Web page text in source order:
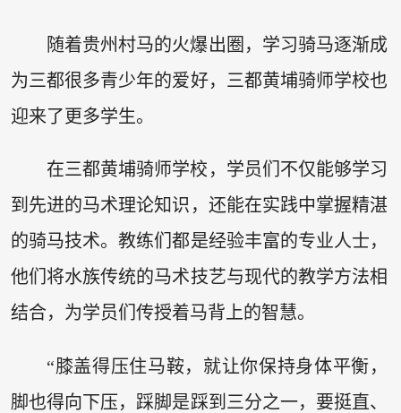
随着贵州村马的火爆出圈，学习骑马逐渐成
为三都很多青少年的爱好，三都黄埔骑师学校也
迎来了更多学生。
在三都黄埔骑师学校，学员们不仅能够学习
到先进的马术理论知识，还能在实践中掌握精湛
的骑马技术。教练们都是经验丰富的专业人士，
他们将水族传统的马术技艺与现代的教学方法相
结合，为学员们传授着马背上的智慧。
“膝盖得压住马鞍，就让你保持身体平衡，
脚也得向下压，踩脚是踩到三分之一，要挺直、